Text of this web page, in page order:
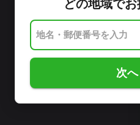
どの地域で
次へ